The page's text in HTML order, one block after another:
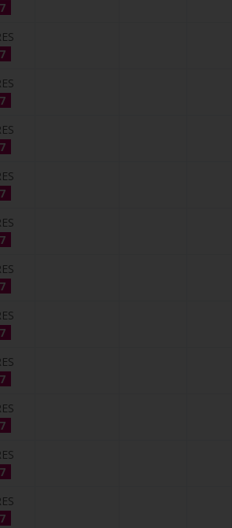
7
7
7
7
7
7
7
7
7
7
7
7